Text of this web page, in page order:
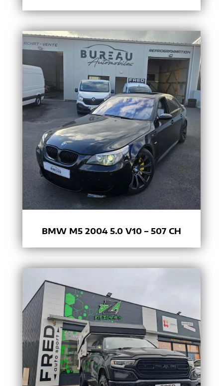
BMW M5 2004 5.0 V10 – 507 CH